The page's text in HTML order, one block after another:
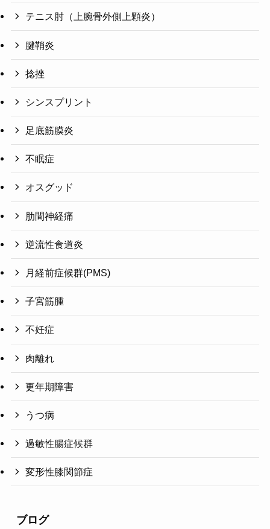
テニス肘（上腕骨外側上顆炎）
腱鞘炎
捻挫
シンスプリント
足底筋膜炎
不眠症
オスグッド
肋間神経痛
逆流性食道炎
月経前症候群(PMS)
子宮筋腫
不妊症
肉離れ
更年期障害
うつ病
過敏性腸症候群
変形性膝関節症
ブログ